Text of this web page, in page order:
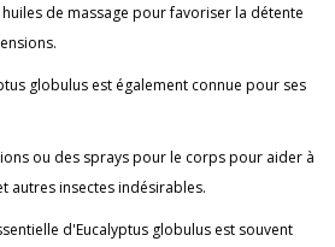
de massage pour favoriser la détente
globulus est également connue pour ses
ou des sprays pour le corps pour aider à
autres insectes indésirables.
d'Eucalyptus globulus est souvent